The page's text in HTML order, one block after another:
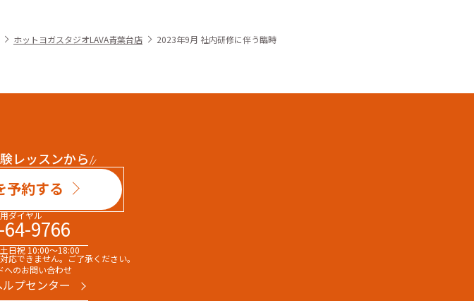
ホットヨガスタジオLAVA青葉台店
2023年9月 社内研修に伴う臨時
レッスンから
予約する
ダイヤル
9766
日祝 10:00～18:00
応できません。ご了承ください。
へのお問い合わせ
プセンター